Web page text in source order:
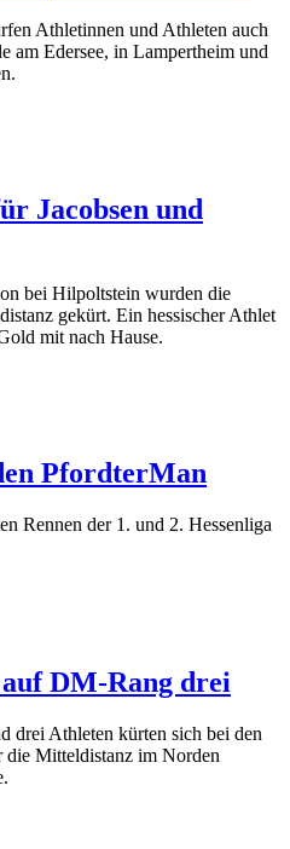
Athletinnen und Athleten auch
am Edersee, in Lampertheim und
Jacobsen und
bei Hilpoltstein wurden die
gekürt. Ein hessischer Athlet
mit nach Hause.
PfordterMan
Rennen der 1. und 2. Hessenliga
DM-Rang drei
drei Athleten kürten sich bei den
die Mitteldistanz im Norden